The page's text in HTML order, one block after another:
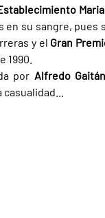
su sangre, pues
y el Gran
1990.
por Alfredo